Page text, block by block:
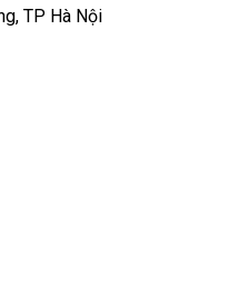
TP Hà Nội